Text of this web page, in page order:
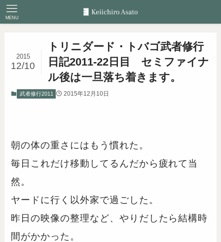
MENU
トリニダード・トバゴ武者修行
日記2011-22日目 セミファイナ
ル後は一旦落ち着きます。
2015
12/10
武者修行2011 2015年12月10日
朝の体の重さにはもう慣れた。
毎日これだけ移動してるんだから疲れて当
然。
ヤードに行く以外家で過ごした。
昨日の映像の整理など、やりだしたら結構時
間がかかった。